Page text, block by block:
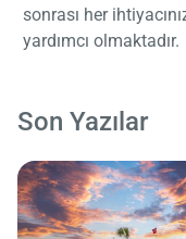
sonrası her
yardımcı olmaktadır.
Son Yazılar